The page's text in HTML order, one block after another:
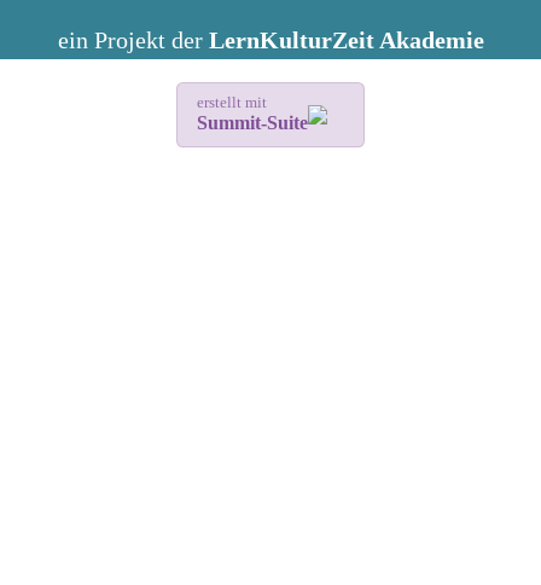
ein Projekt der LernKulturZeit Akademie
erstellt mit
Summit-Suite